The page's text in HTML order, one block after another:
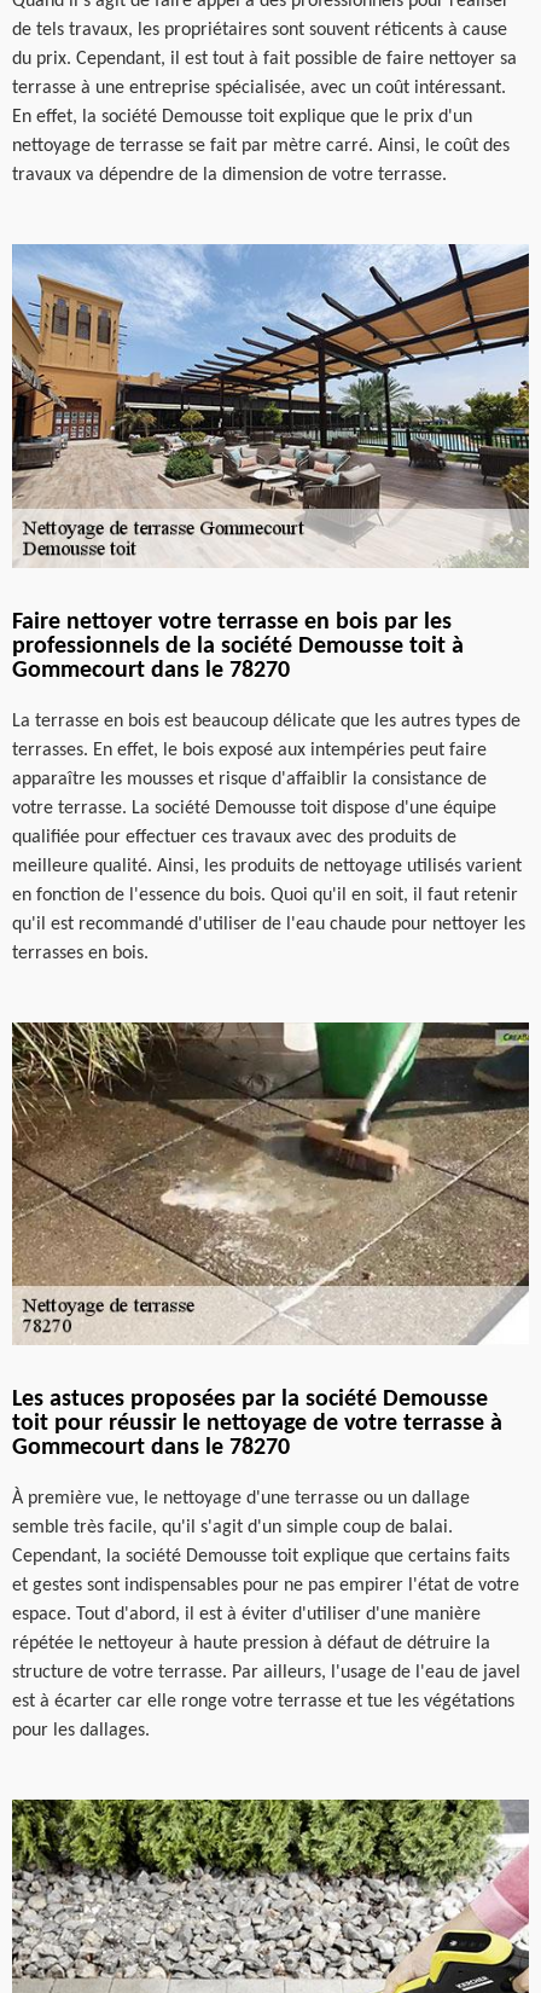
de tels travaux, les propriétaires sont souvent réticents à cause
du prix. Cependant, il est tout à fait possible de faire nettoyer sa
terrasse à une entreprise spécialisée, avec un coût intéressant.
En effet, la société Demousse toit explique que le prix d'un
nettoyage de terrasse se fait par mètre carré. Ainsi, le coût des
travaux va dépendre de la dimension de votre terrasse.
Faire nettoyer votre terrasse en bois par les
professionnels de la société Demousse toit à
Gommecourt dans le 78270
La terrasse en bois est beaucoup délicate que les autres types de
terrasses. En effet, le bois exposé aux intempéries peut faire
apparaître les mousses et risque d'affaiblir la consistance de
votre terrasse. La société Demousse toit dispose d'une équipe
qualifiée pour effectuer ces travaux avec des produits de
meilleure qualité. Ainsi, les produits de nettoyage utilisés varient
en fonction de l'essence du bois. Quoi qu'il en soit, il faut retenir
qu'il est recommandé d'utiliser de l'eau chaude pour nettoyer les
terrasses en bois.
Les astuces proposées par la société Demousse
toit pour réussir le nettoyage de votre terrasse à
Gommecourt dans le 78270
À première vue, le nettoyage d'une terrasse ou un dallage
semble très facile, qu'il s'agit d'un simple coup de balai.
Cependant, la société Demousse toit explique que certains faits
et gestes sont indispensables pour ne pas empirer l'état de votre
espace. Tout d'abord, il est à éviter d'utiliser d'une manière
répétée le nettoyeur à haute pression à défaut de détruire la
structure de votre terrasse. Par ailleurs, l'usage de l'eau de javel
est à écarter car elle ronge votre terrasse et tue les végétations
pour les dallages.